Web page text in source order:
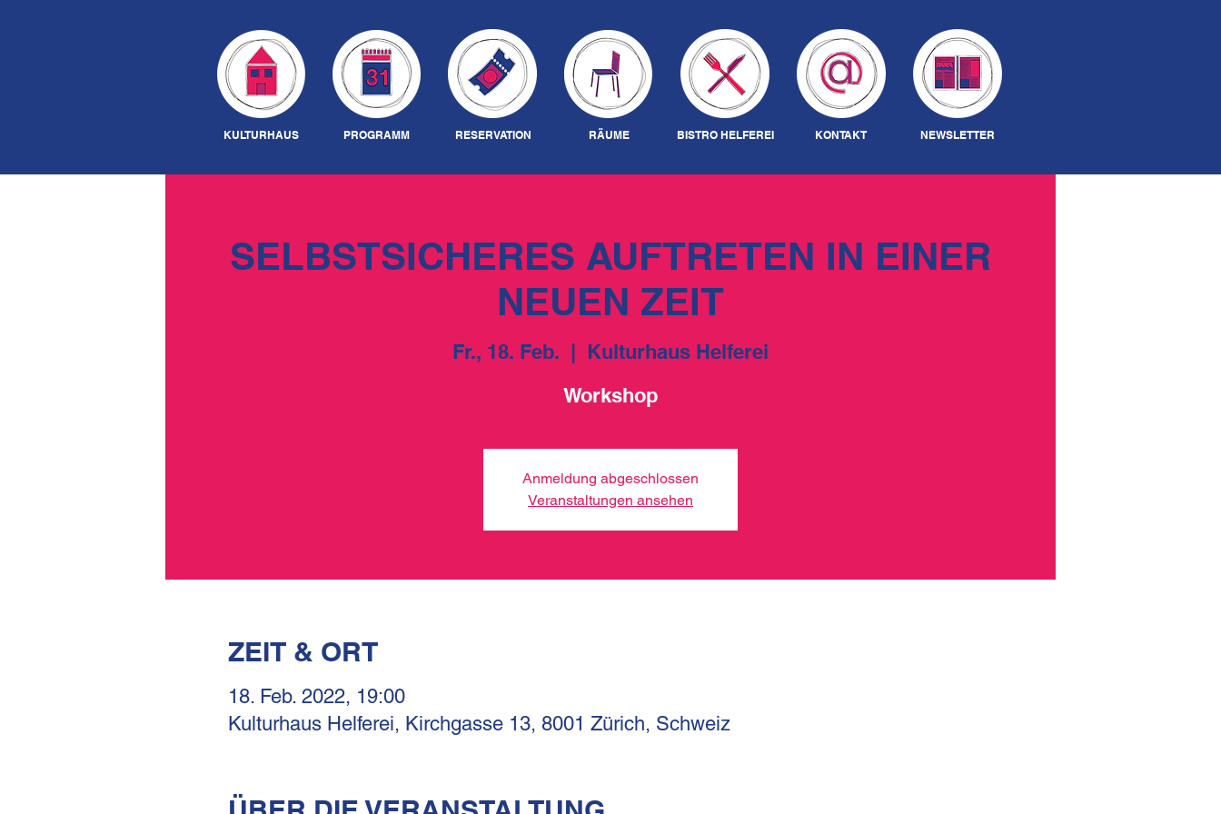
SELBSTSICHERES AUFTRETEN IN EINER
NEUEN ZEIT
Fr., 18. Feb.
  |
Kulturhaus Helferei
Anmeldung abgeschlossen
Veranstaltungen ansehen
ZEIT & ORT
18. Feb. 2022, 19:00
Kulturhaus Helferei, Kirchgasse 13, 8001 Zürich, Schweiz
KULTURHAUS PROGRAMM RESERVATION RÄUME BISTRO HELFEREI KONTAKT NEWSLETTER